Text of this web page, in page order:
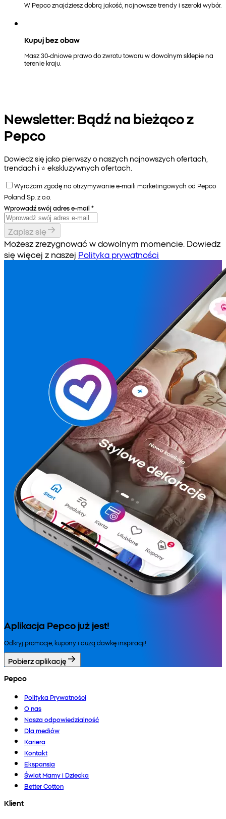
W Pepco znajdziesz dobrą jakość, najnowsze trendy i szeroki wybór.
Kupuj bez obaw
Masz 30-dniowe prawo do zwrotu towaru w dowolnym sklepie na
terenie kraju.
Newsletter: Bądź na bieżąco z
Pepco
Dowiedz się jako pierwszy o naszych najnowszych ofertach,
trendach i ⭐️ ekskluzywnych ofertach.
Wyrażam zgodę na otrzymywanie e-maili marketingowych od Pepco
Poland Sp. z o.o.
Wprowadź swój adres e-mail *
Zapisz się
Możesz zrezygnować w dowolnym momencie. Dowiedz
się więcej z naszej Polityka prywatności
Aplikacja Pepco już jest!
Odkryj promocje, kupony i dużą dawkę inspiracji!
Pobierz aplikację
Pepco
Polityka Prywatności
O nas
Nasza odpowiedzialność
Dla mediów
Kariera
Kontakt
Ekspansja
Świat Mamy i Dziecka
Better Cotton
Klient